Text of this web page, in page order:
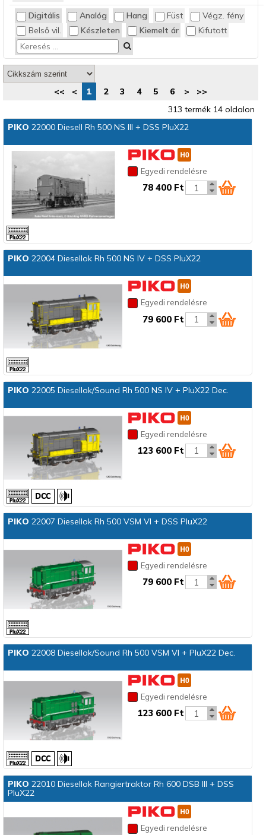
Digitális Analóg Hang Füst
Végz. fény
Belső vil.
Készleten Kiemelt ár Kifutott
<< < 1 2 3 4 5 6 >
>>
313 termék 14 oldalon
PIKO 22000 Diesell Rh 500 NS III + DSS PluX22
Egyedi rendelésre
78 400 Ft
PIKO 22004 Diesellok Rh 500 NS IV + DSS PluX22
Egyedi rendelésre
79 600 Ft
PIKO 22005 Diesellok/Sound Rh 500 NS IV + PluX22 Dec.
Egyedi rendelésre
123 600 Ft
PIKO 22007 Diesellok Rh 500 VSM VI + DSS PluX22
Egyedi rendelésre
79 600 Ft
PIKO 22008 Diesellok/Sound Rh 500 VSM VI + PluX22 Dec.
Egyedi rendelésre
123 600 Ft
PIKO 22010 Diesellok Rangiertraktor Rh 600 DSB III + DSS
PluX22
Egyedi rendelésre